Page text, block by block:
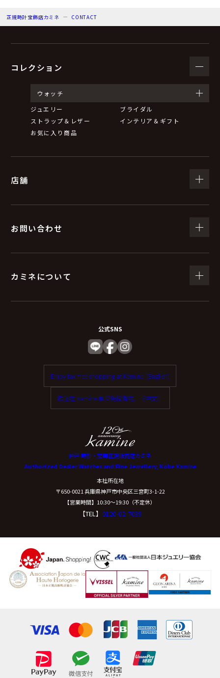
（３）個人情報の利用目的
弊社からのお知らせ等の情報をお送りするため。
（４）個人情報の第三者提供について
取得した個人情報は、法令等による場合を除いて第三者
に提供することはありません。
（５）個人情報の取扱いの委託について
取得した個人情報の取扱いの全部又は一部を委託するこ
置にて個人情報の取扱いを行っている企業を選定し、委
果
個人情報を与えることは任意です。
は、お問い合わせ内容に回答できない可能性がありま
（７）保有個人データの開示等および問い合わ
せ窓口について
ご本人からの求めにより、当社が保有する保有個人デー
たは削除、利用停止、消去、第三者提供の停止および第
三者提供記録の開示（以下、開示等という）に応じま
開示等に応ずる窓口は、下記「当社の個人情報の取扱い
に関する苦情、相談等の問合せ先」を参照してくださ
（８）本人が容易に認識できない方法による個
クッキーやウェブビーコン等を用いるなどして、本人が
容易に認識できない方法による個人情報の取得は行って
おりません。
取得した個人情報については、漏洩、減失または毀損の
防止と是正、その他個人情報の安全管理のために必要か
つ適切な措置を講じます。
正規時計宝飾店カミネ CONTACT
コレクション
ウォッチ
ジュエリー
ブライダル
ストラップ＆レザー
インテリア＆ギフト
お気に入り商品
店舗
お問い合わせ
カミネについて
公式SNS
Enjoy tax-free shopping at Kamine. (English)
歡迎在 Kamine 享受免稅購物。（中文）
神戸 時計・宝飾正規販売店カミネ
Authorized Dealer Watches and Fine Jewellery, Kobe Kamine
本社所在地
〒650-0021 兵庫県神戸市中央区三宮町3-1-22
【営業時間】10:30〜19:30（不定休）
【TEL】 0120-02-7039